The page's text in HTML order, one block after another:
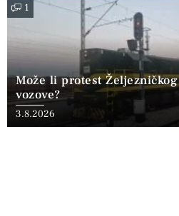
1
Može li protest
vozove?
3.8.2026